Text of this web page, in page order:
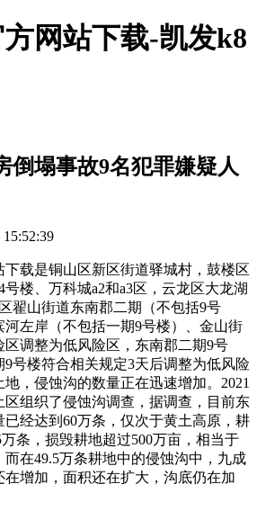
网站下载-凯发k8
倒塌事故9名犯罪嫌疑人
载是铜山区新区街道驿城村，鼓楼区
楼、万科城a2和a3区，云龙区大龙湖
翟山街道东南郡二期（不包括9号
左岸（不包括一期9号楼）、金山街
调整为低风险区，东南郡二期9号
号楼符合相关规定3天后调整为低风险
侵蚀沟的数量正在迅速增加。2021
组织了侵蚀沟调查，据调查，目前东
经达到60万条，仅次于黄土高原，耕
条，损毁耕地超过500万亩，相当于
在49.5万条耕地中的侵蚀沟中，九成
增加，面积还在扩大，沟底仍在加